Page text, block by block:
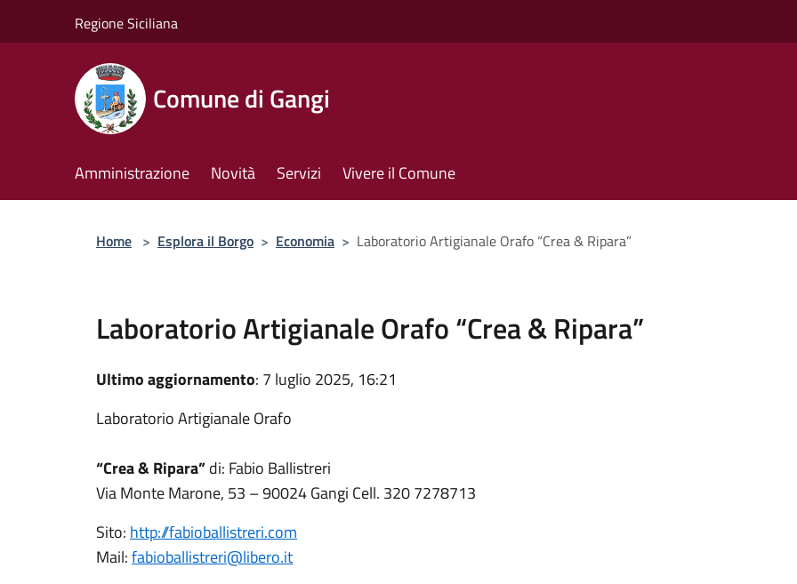
Regione Siciliana
Comune di Gangi
Amministrazione Novità Servizi Vivere il Comune
Home > Esplora il Borgo > Economia > Laboratorio Artigianale Orafo “Crea & Ripara”
Laboratorio Artigianale Orafo “Crea & Ripara”
Ultimo aggiornamento: 7 luglio 2025, 16:21
Laboratorio Artigianale Orafo
“Crea & Ripara”di: Fabio Ballistreri
Via Monte Marone, 53 – 90024 Gangi Cell. 320 7278713
Sito: http://fabioballistreri.com
Mail:fabioballistreri@libero.it